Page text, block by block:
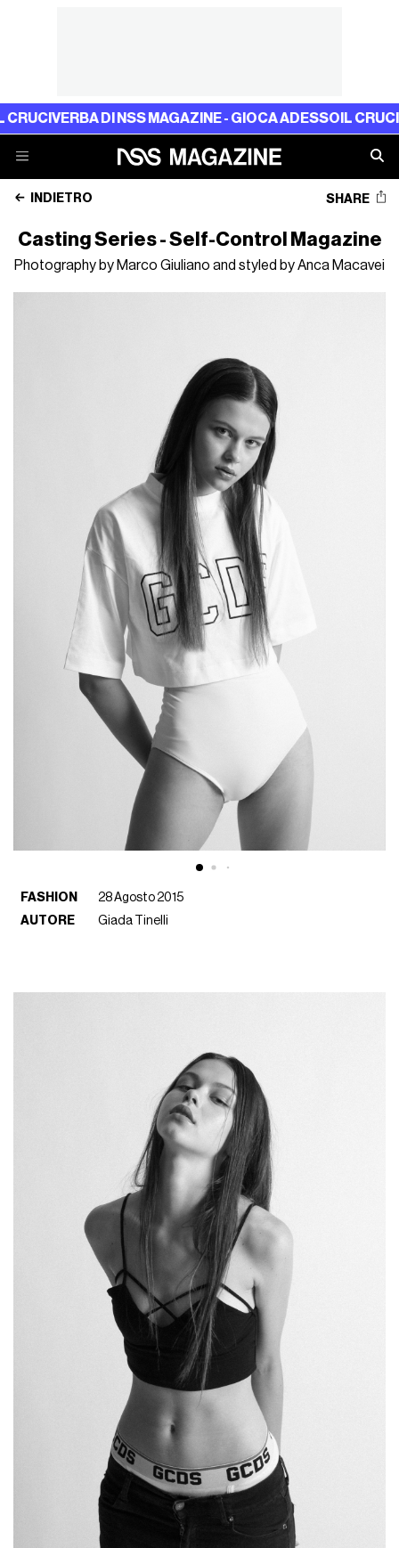
DI NSS MAGAZINE - GIOCA ADESSOIL CRUCIVERBA
INDIETRO SHARE
Casting Series - Self-Control Magazine
Photography by Marco Giuliano and styled by Anca Macavei
FASHION
28 Agosto 2015
AUTORE
Giada Tinelli